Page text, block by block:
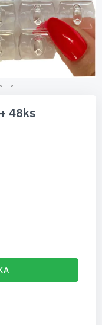
48ks